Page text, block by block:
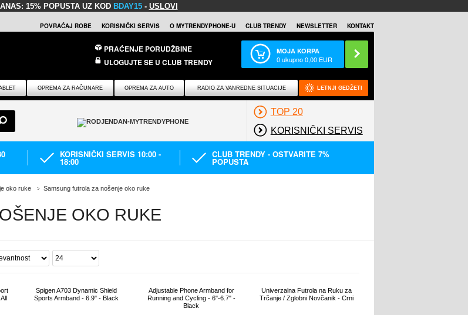
15% POPUSTA UZ KOD BDAY15 - USLOVI
POVRAĆAJ ROBE KORISNIČKI SERVIS O MYTRENDYPHONE-U CLUB TRENDY NEWSLETTER KONTAKT
PRAĆENJE PORUDŽBINE
ULOGUJTE SE U CLUB TRENDY
MOJA KORPA
0ukupno0,00 EUR
OPREMA ZA RAČUNARE OPREMA ZA AUTO RADIO ZA VANREDNE SITUACIJE LETNJI GEDŽETI
TOP 20
KORISNIČKI SERVIS
KORISNIČKI SERVIS 10:00 -
18:00
CLUB TRENDY - OSTVARITE 7%
POPUSTA
oko ruke Samsung futrola za nošenje oko ruke
OKO RUKE
Spigen A703 Dynamic Shield
Sports Armband - 6.9" - Black
Adjustable Phone Armband for
Running and Cycling - 6"-6.7" -
Black
Univerzalna Futrola na Ruku za
Trčanje / Zglobni Novčanik - Crni